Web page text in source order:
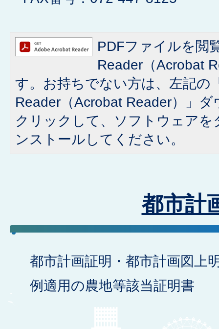
PDFファイルを閲
Reader（Acrobat
す。お持ちでない方は、左記の
Reader（Acrobat Reader）」
クリックして、ソフトウェア
ンストールしてください。
都市計
都市計画証明・都市計画図上
例適用の農地等該当証明書